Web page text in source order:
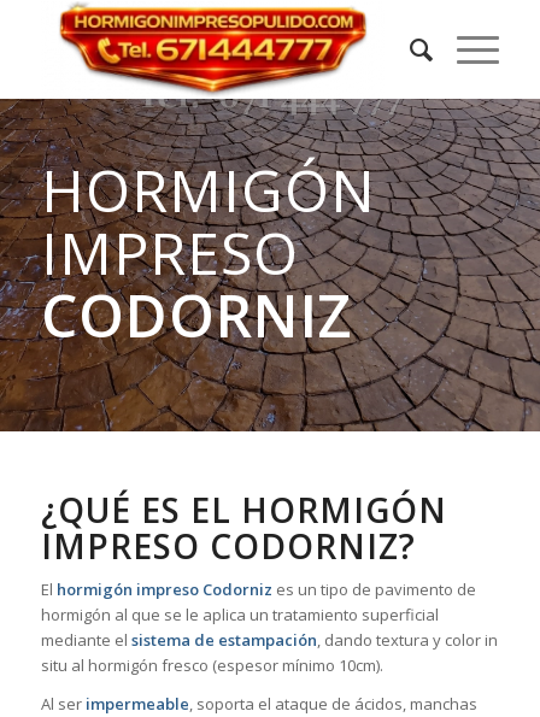
HORMIGÓN
IMPRESO
CODORNIZ
¿QUÉ ES EL HORMIGÓN
IMPRESO CODORNIZ?
El hormigón impreso Codorniz es un tipo de pavimento de
hormigón al que se le aplica un tratamiento superficial
mediante el sistema de estampación, dando textura y color in
situ al hormigón fresco (espesor mínimo 10cm).
Al ser impermeable, soporta el ataque de ácidos, manchas